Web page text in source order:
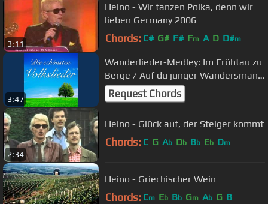
3:11
Heino - Wir tanzen Polka, denn wir
lieben Germany 2006
Chords: C# G# F# Fm A D D#m
3:47
Wanderlieder-Medley: Im Frühtau zu
Berge / Auf du junger Wandersmann
/ Das Wandern ist des...
Request Chords
2:34
Heino - Glück auf, der Steiger kommt
Chords: C G Ab Db Bb Eb Dm
Heino - Griechischer Wein
Chords: Cm Eb Bb Gm Ab G B